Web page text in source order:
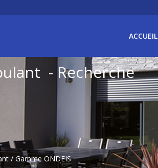
ACCUEIL
- Recherche
/ Gamme ONDEIS